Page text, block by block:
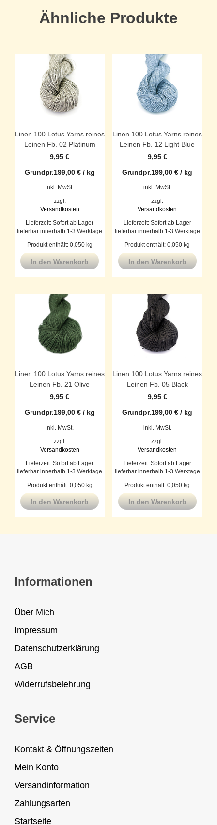
Ähnliche Produkte
Linen 100 Lotus Yarns reines
Leinen Fb. 02 Platinum
9,95€
Grundpr.199,00 €/ kg
inkl. MwSt.
zzgl.
Versandkosten
Lieferzeit:Sofort ab Lager
lieferbar innerhalb 1-3 Werktage
Produkt enthält: 0,050 kg
In den Warenkorb
Linen 100 Lotus Yarns reines
Leinen Fb. 12 Light Blue
9,95 €
Grundpr.199,00€ / kg
inkl. MwSt.
zzgl.
Versandkosten
Lieferzeit: Sofort ab Lager
lieferbar innerhalb 1-3 Werktage
Produkt enthält: 0,050 kg
In den Warenkorb
Linen 100 Lotus Yarns reines
Leinen Fb. 21 Olive
9,95€
Grundpr.199,00 €/ kg
inkl. MwSt.
zzgl.
Versandkosten
Lieferzeit:Sofort ab Lager
lieferbar innerhalb 1-3 Werktage
Produkt enthält: 0,050 kg
In den Warenkorb
Linen 100 Lotus Yarns reines
Leinen Fb. 05 Black
9,95 €
Grundpr.199,00€ / kg
inkl. MwSt.
zzgl.
Versandkosten
Lieferzeit: Sofort ab Lager
lieferbar innerhalb 1-3 Werktage
Produkt enthält: 0,050 kg
In den Warenkorb
Informationen
Über Mich
Impressum
Datenschutzerklärung
AGB
Widerrufsbelehrung
Service
Kontakt & Öffnungszeiten
Mein Konto
Versandinformation
Zahlungsarten
Startseite